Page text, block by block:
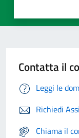
Contatta il
Leggi le
Richiedi
Chiama il